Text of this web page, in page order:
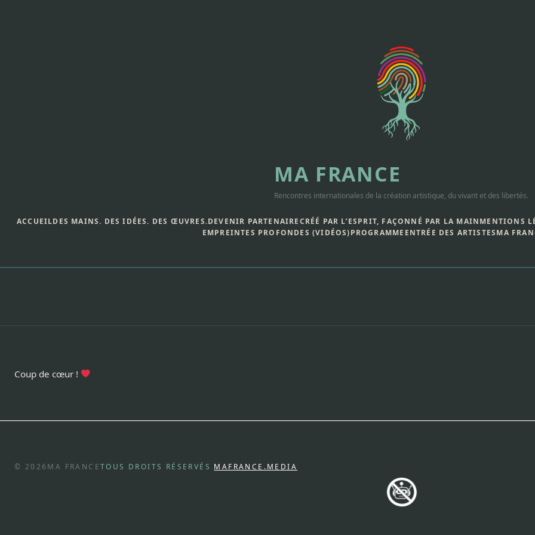
MA FRANCE
Rencontres internationales de la création artistique, du vivant et des libertés.
ACCUEILDES MAINS. DES IDÉES. DES ŒUVRES.DEVENIR PARTENAIRECRÉÉ PAR L’ESPRIT, FAÇONNÉ PAR LA MAINMENTIONS
EMPREINTES PROFONDES (VIDÉOS)PROGRAMME ENTRÉE DES ARTISTESMA
Coup de cœur !
© 2026 MA FRANCETOUS DROITS RÉSERVÉS MAFRANCE.MEDIA